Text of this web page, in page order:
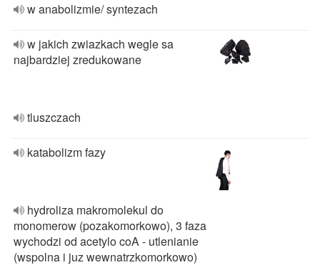
w anabolizmie/ syntezach
w jakich zwiazkach wegle sa
najbardziej zredukowane
tluszczach
katabolizm fazy
hydroliza makromolekul do
monomerow (pozakomorkowo), 3 faza
wychodzi od acetylo coA - utlenianie
(wspolna i juz wewnatrzkomorkowo)